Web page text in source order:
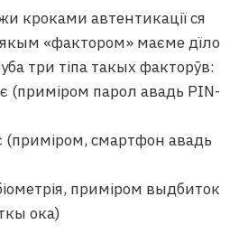
кроками автентикації ся
«фактором» маєме дїло
три тіпа такых факторӯв:
(приміром парол авадь PIN-
(приміром, смартфон авадь
приміром выдбиток
ока)